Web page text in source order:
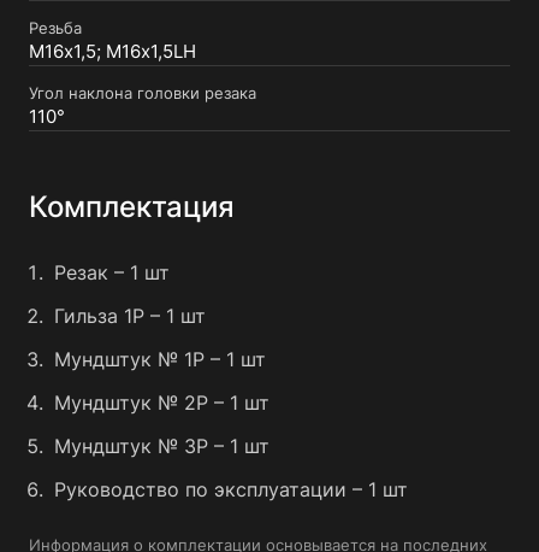
Резьба
M16х1,5; M16х1,5LH
Угол наклона головки резака
110°
Комплектация
Резак – 1 шт
Гильза 1P – 1 шт
Мундштук № 1P – 1 шт
Мундштук № 2P – 1 шт
Мундштук № 3P – 1 шт
Руководство по эксплуатации – 1 шт
Информация о комплектации основывается на последних